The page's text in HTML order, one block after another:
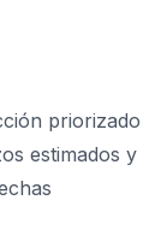
priorizado
estimados y